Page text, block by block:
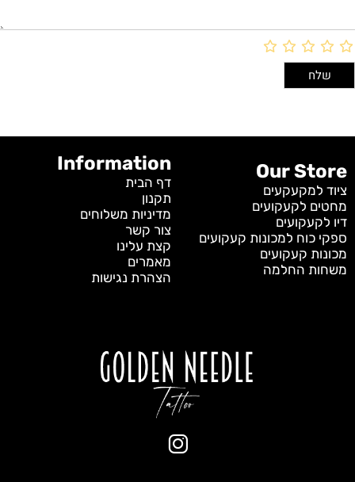
Our Store
ציוד למקעקעים
מחטים לקעקועים
דיו לקעקועים
ספקי כוח למכונות קעקועים
מכונות קעקועים
משחות החלמה
Information
דף הבית
תקנון
מדיניות משלוחים
צור קשר
קצת עלינו
מאמרים
הצהרת נגישות